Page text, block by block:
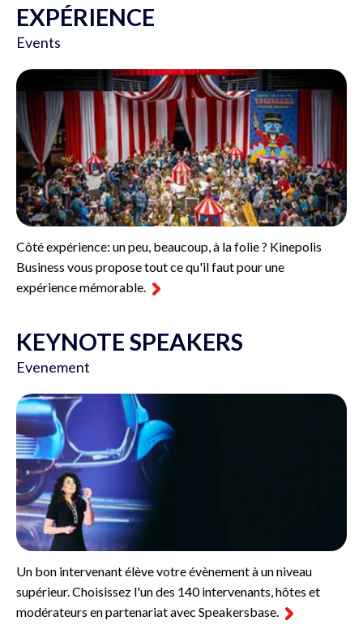
EXPÉRIENCE
Events
Côté expérience: un peu, beaucoup, à la folie ? Kinepolis
Business vous propose tout ce qu'il faut pour une
expérience mémorable.
KEYNOTE SPEAKERS
Evenement
Un bon intervenant élève votre évènement à un niveau
supérieur. Choisissez l'un des 140 intervenants, hôtes et
modérateurs en partenariat avec Speakersbase.